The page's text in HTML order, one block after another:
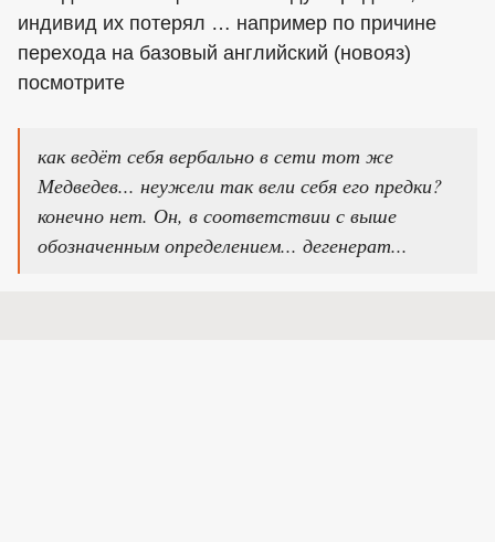
индивид их потерял … например по причине
перехода на базовый английский (новояз)
посмотрите
как ведёт себя вербально в сети тот же
Медведев... неужели так вели себя его предки?
конечно нет. Он, в соответствии с выше
обозначенным определением... дегенерат...